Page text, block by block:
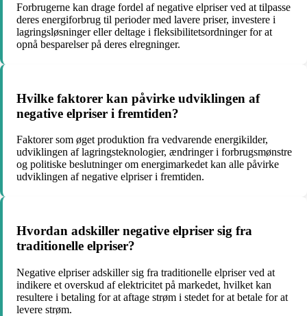
Forbrugerne kan drage fordel af negative elpriser ved at tilpasse
deres energiforbrug til perioder med lavere priser, investere i
lagringsløsninger eller deltage i fleksibilitetsordninger for at
opnå besparelser på deres elregninger.
Hvilke faktorer kan påvirke udviklingen af
negative elpriser i fremtiden?
Faktorer som øget produktion fra vedvarende energikilder,
udviklingen af lagringsteknologier, ændringer i forbrugsmønstre
og politiske beslutninger om energimarkedet kan alle påvirke
udviklingen af negative elpriser i fremtiden.
Hvordan adskiller negative elpriser sig fra
traditionelle elpriser?
Negative elpriser adskiller sig fra traditionelle elpriser ved at
indikere et overskud af elektricitet på markedet, hvilket kan
resultere i betaling for at aftage strøm i stedet for at betale for at
levere strøm.